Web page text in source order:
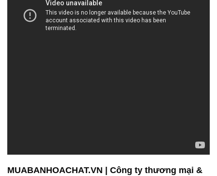
MUABANHOACHAT.VN | Công ty thương mại &